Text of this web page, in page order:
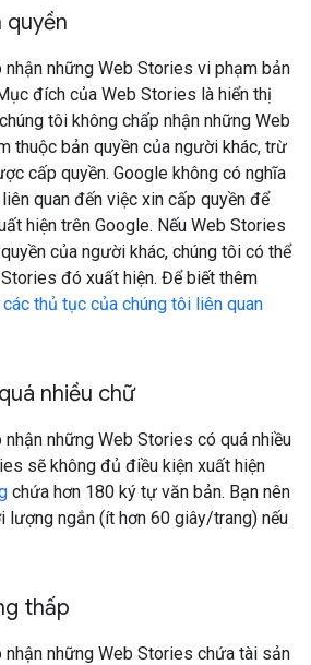
quyền
nhận những Web Stories vi phạm bản
đích của Web Stories là hiển thị
tôi không chấp nhận những Web
thuộc bản quyền của người khác, trừ
cấp quyền. Google không có nghĩa
quan đến việc xin cấp quyền để
hiện trên Google. Nếu Web Stories
của người khác, chúng tôi có thể
đó xuất hiện. Để biết thêm
các thủ tục của chúng tôi liên quan
nhiều chữ
những Web Stories có quá nhiều
sẽ không đủ điều kiện xuất hiện
chứa hơn 180 ký tự văn bản. Bạn nên
lượng ngắn (ít hơn 60 giây/trang) nếu
thấp
nhận những Web Stories chứa tài sản